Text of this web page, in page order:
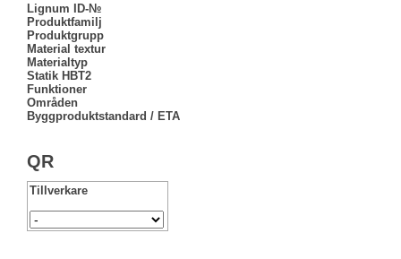
Lignum ID-№
Produktfamilj
Produktgrupp
Material textur
Materialtyp
Statik HBT2
Funktioner
Områden
Byggproduktstandard / ETA
QR
Tillverkare